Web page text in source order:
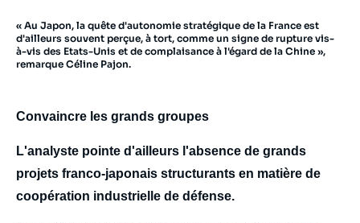
« Au Japon, la quête d'autonomie stratégique de la France est
d'ailleurs souvent perçue, à tort, comme un signe de rupture vis-
à-vis des Etats-Unis et de complaisance à l'égard de la Chine »,
remarque Céline Pajon.
Convaincre les grands groupes
L'analyste pointe d'ailleurs l'absence de grands
projets franco-japonais structurants en matière de
coopération industrielle de défense.